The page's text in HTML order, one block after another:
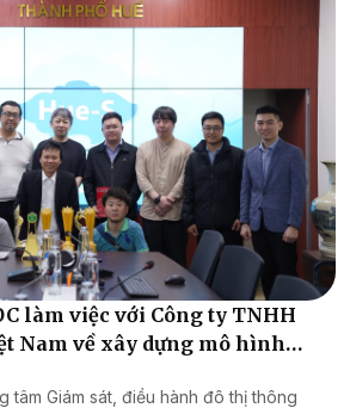
làm việc với Công ty TNHH
Nam về xây dựng mô hình
tâm Giám sát, điều hành đô thị thông